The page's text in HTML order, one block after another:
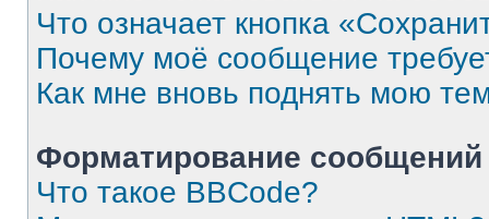
Что означает кнопка
Почему моё сообщение
Как мне вновь поднять мою
Форматирование
Что такое BBCode?